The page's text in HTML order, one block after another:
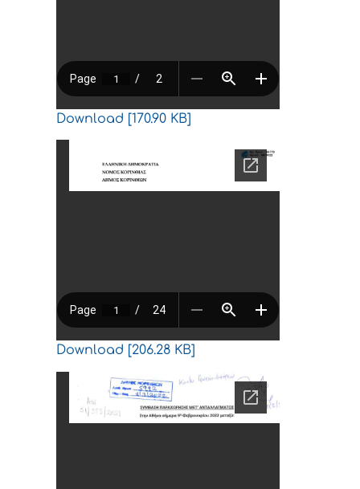
Download [170.90 KB]
Download [206.28 KB]